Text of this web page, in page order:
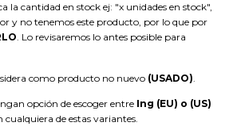
la cantidad en stock ej: "x unidades en stock",
y no tenemos este producto, por lo que por
. Lo revisaremos lo antes posible para
como producto no nuevo (USADO)
opción de escoger entre Ing (EU) o (US)
cualquiera de estas variantes.